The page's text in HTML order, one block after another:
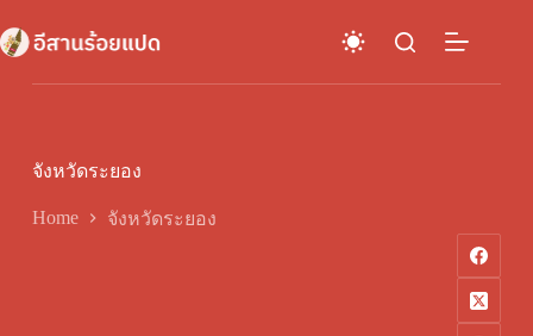
to
content
จังหวัดระยอง
Home จังหวัดระยอง